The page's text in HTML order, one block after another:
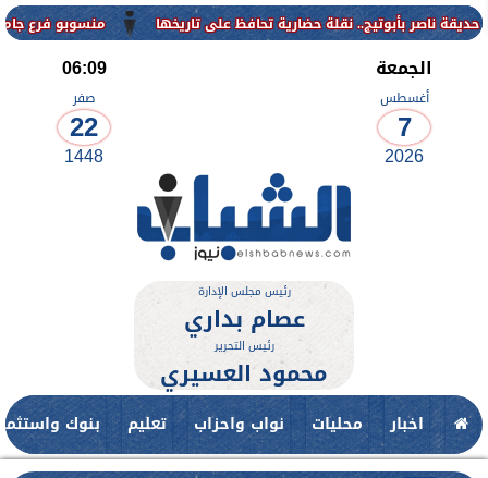
منسوبو فرع جامعة الأزهر
الجمعة
أغسطس
7
2026
06:09
صفر
22
1448
رئيس مجلس الإدارة
عصام بداري
رئيس التحرير
محمود العسيري
اخبار محليات نواب واحزاب تعليم بنوك